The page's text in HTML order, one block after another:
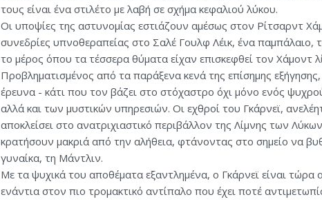
τους είναι ένα στιλέτο με λαβή σε σχήμα κεφαλιού λύκου.
Οι υποψίες της αστυνομίας εστιάζουν αμέσως στον Ρίτσαρντ
συνεδρίες υπνοθεραπείας στο Σαλέ Γουλφ Λέικ, ένα παμπάλαιο,
το μέρος όπου τα τέσσερα θύματα είχαν επισκεφθεί τον Χάμοντ
Προβληματισμένος από τα παράξενα κενά της επίσημης
έρευνα - κάτι που τον βάζει στο στόχαστρο όχι μόνο ενός
αλλά και των μυστικών υπηρεσιών. Οι εχθροί του Γκάρνεϊ,
αποκλείσει στο ανατριχιαστικό περιβάλλον της Λίμνης των
κρατήσουν μακριά από την αλήθεια, φτάνοντας στο σημείο να
γυναίκα, τη Μάντλιν.
Με τα ψυχικά του αποθέματα εξαντλημένα, ο Γκάρνεϊ είναι τώρα
ενάντια στον πιο τρομακτικό αντίπαλο που έχει ποτέ